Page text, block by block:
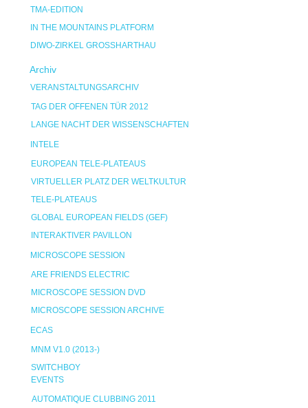
TMA-EDITION
IN THE MOUNTAINS PLATFORM
DIWO-ZIRKEL GROSSHARTHAU
Archiv
VERANSTALTUNGSARCHIV
TAG DER OFFENEN TÜR 2012
LANGE NACHT DER WISSENSCHAFTEN
INTELE
EUROPEAN TELE-PLATEAUS
VIRTUELLER PLATZ DER WELTKULTUR
TELE-PLATEAUS
GLOBAL EUROPEAN FIELDS (GEF)
INTERAKTIVER PAVILLON
MICROSCOPE SESSION
ARE FRIENDS ELECTRIC
MICROSCOPE SESSION DVD
MICROSCOPE SESSION ARCHIVE
ECAS
MNM V1.0 (2013-)
SWITCHBOY
EVENTS
AUTOMATIQUE CLUBBING 2011